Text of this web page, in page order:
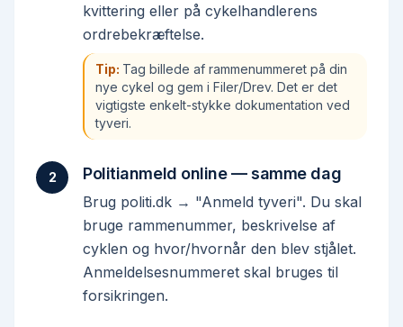
kvittering eller på cykelhandlerens
ordrebekræftelse.
Tip: Tag billede af rammenummeret på din
nye cykel og gem i Filer/Drev. Det er det
vigtigste enkelt-stykke dokumentation ved
tyveri.
2 Politianmeld online — samme dag
Brug politi.dk → "Anmeld tyveri". Du skal
bruge rammenummer, beskrivelse af
cyklen og hvor/hvornår den blev stjålet.
Anmeldelsesnummeret skal bruges til
forsikringen.